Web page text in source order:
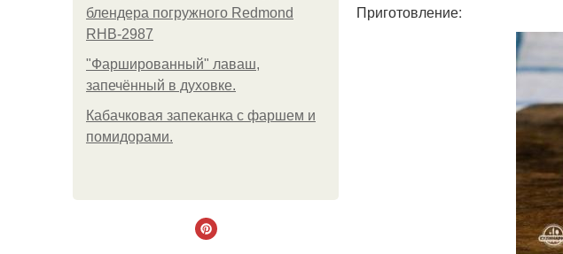
блендера погружного Redmond
RHB-2987
"Фаршированный" лаваш,
запечённый в духовке.
Кабачковая запеканка с фаршем и
помидорами.
Приготовление: